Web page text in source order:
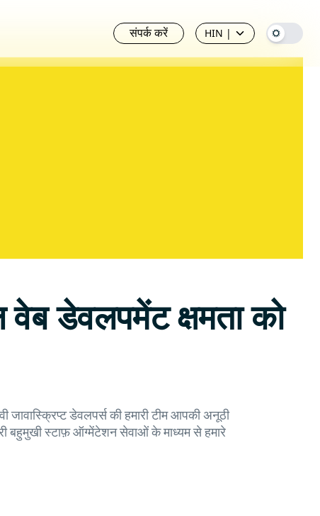
संपर्क करें HIN |
वेब डेवलपमेंट क्षमता को
डेवलपर्स की हमारी टीम आपकी अनूठी
बहुमुखी स्टाफ़ ऑग्मेंटेशन सेवाओं के माध्यम से हमारे